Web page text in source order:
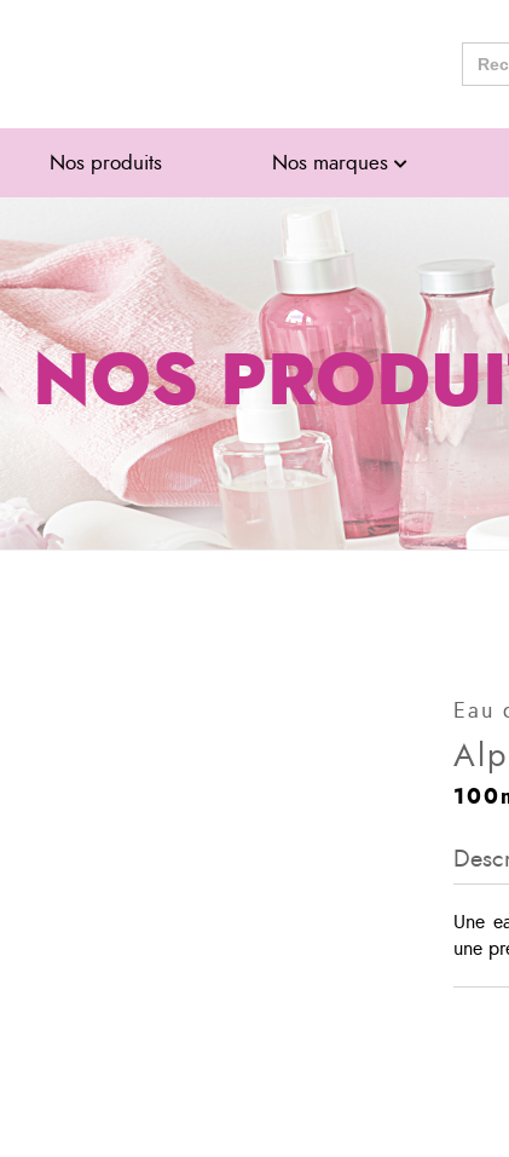
for:
Nos produits Nos marques
NOS
Eau
Une
une